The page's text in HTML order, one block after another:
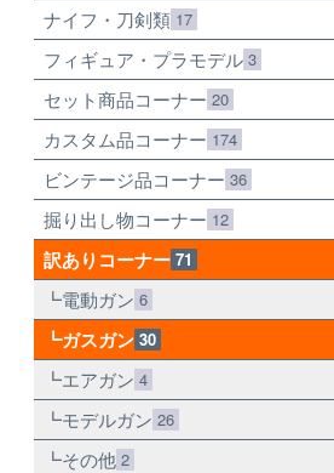
ナイフ・刀剣類 17
フィギュア・プラモデル 3
セット商品コーナー 20
カスタム品コーナー 174
ビンテージ品コーナー 36
掘り出し物コーナー 12
訳ありコーナー 71
電動ガン 6
ガスガン 30
エアガン 4
モデルガン 26
その他 2